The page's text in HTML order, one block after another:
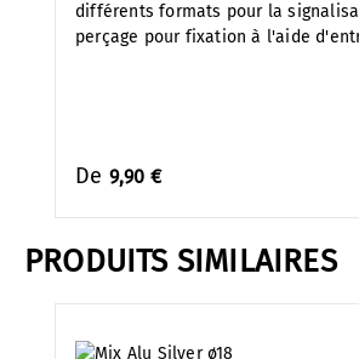
différents formats pour la
perçage pour fixation à l'aide
De 9,90 €
PRODUITS SIMILAIRES